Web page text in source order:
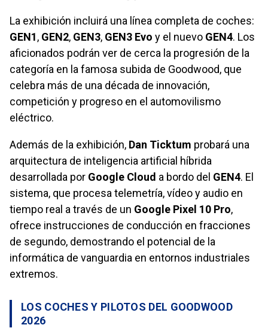
La exhibición incluirá una línea completa de coches:
GEN1, GEN2, GEN3, GEN3 Evo y el nuevo GEN4. Los
aficionados podrán ver de cerca la progresión de la
categoría en la famosa subida de Goodwood, que
celebra más de una década de innovación,
competición y progreso en el automovilismo
eléctrico.
Además de la exhibición, Dan Ticktum probará una
arquitectura de inteligencia artificial híbrida
desarrollada por Google Cloud a bordo del GEN4. El
sistema, que procesa telemetría, vídeo y audio en
tiempo real a través de un Google Pixel 10 Pro,
ofrece instrucciones de conducción en fracciones
de segundo, demostrando el potencial de la
informática de vanguardia en entornos industriales
extremos.
LOS COCHES Y PILOTOS DEL GOODWOOD
2026